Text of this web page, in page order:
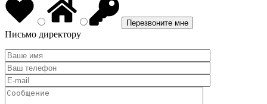
Письмо директору